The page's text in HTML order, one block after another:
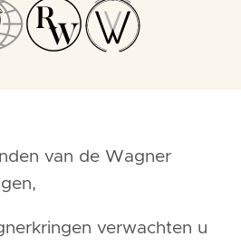
van de Wagner
verwachten u